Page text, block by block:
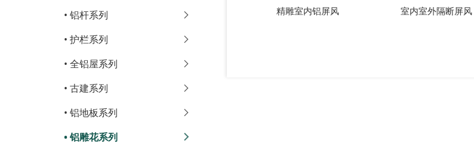
• 铝杆系列
• 护栏系列
• 全铝屋系列
• 古建系列
• 铝地板系列
•铝雕花系列
精雕室内铝屏风 室内室外隔断屏风